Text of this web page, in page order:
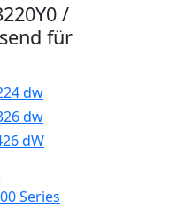
/
für
dw
dw
dW
Series